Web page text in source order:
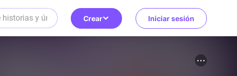
Crear Iniciar sesión